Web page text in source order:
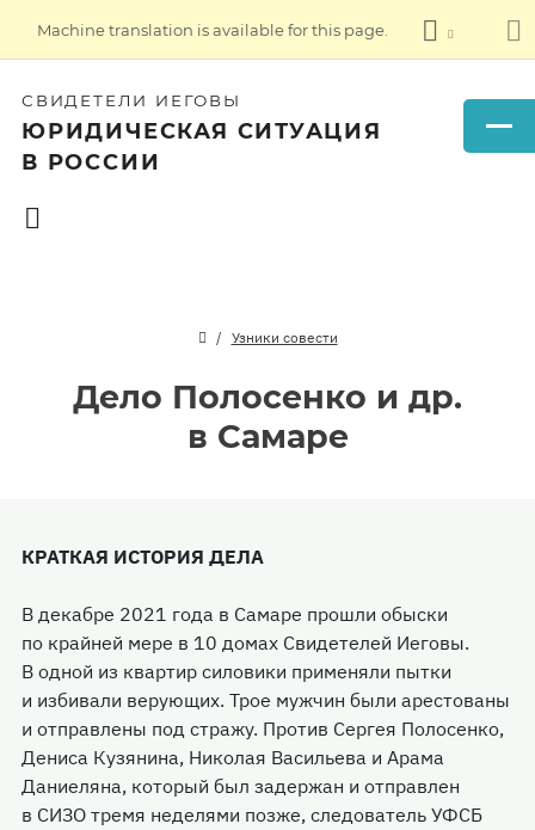
Machine translation is available for this page.
СВИДЕТЕЛИ ИЕГОВЫ
ЮРИДИЧЕСКАЯ СИТУАЦИЯ
В РОССИИ
Узники совести
Дело Полосенко и др.
в Самаре
КРАТКАЯ ИСТОРИЯ ДЕЛА
В декабре 2021 года в Самаре прошли обыски
по крайней мере в 10 домах Свидетелей Иеговы.
В одной из квартир силовики применяли пытки
и избивали верующих. Трое мужчин были арестованы
и отправлены под стражу. Против Сергея Полосенко,
Дениса Кузянина, Николая Васильева и Арама
Даниеляна, который был задержан и отправлен
в СИЗО тремя неделями позже, следователь УФСБ